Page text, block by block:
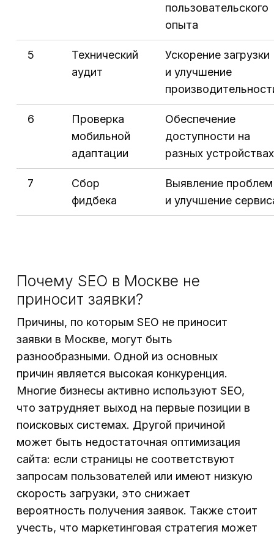
пользовательского
опыта
5
Технический
аудит
Ускорение загрузки
и улучшение
6
Проверка
мобильной
адаптации
Обеспечение
доступности на
разных устройствах
7
Сбор
фидбека
Выявление проблем
и улучшение
Почему SEO в Москве не
приносит заявки?
Причины, по которым SEO не приносит
заявки в Москве, могут быть
разнообразными. Одной из основных
причин является высокая конкуренция.
Многие бизнесы активно используют SEO,
что затрудняет выход на первые позиции в
поисковых системах. Другой причиной
может быть недостаточная оптимизация
сайта: если страницы не соответствуют
запросам пользователей или имеют низкую
скорость загрузки, это снижает
вероятность получения заявок. Также стоит
учесть, что маркетинговая стратегия может